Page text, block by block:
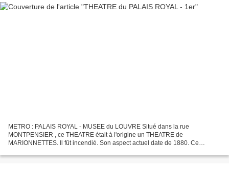
METRO : PALAIS ROYAL - MUSEE du LOUVRE Situé dans la rue
MONTPENSIER , ce THEATRE était à l'origine un THEATRE de
MARIONNETTES. Il fût incendié. Son aspect actuel date de 1880. Ce
VELOURS...